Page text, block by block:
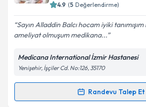
Kişisel verilerimin işlenmesine
Metni'ni okudum ve kişisel
kapsamda işlenmesini kabul
4.9 (5 Değerlendirme)
Sayın Alladdin Balcı hocam iyiki
ameliyat olmuşum medikana...
Medicana International İzmir Hastanesi
Yenişehir, İşçiler Cd. No:126, 35170
Randevu Talep Et
Randevu Takvimi Talebi